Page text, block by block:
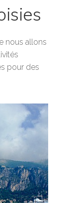
nous allons
pour des